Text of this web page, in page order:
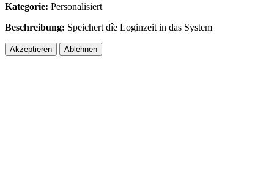
Kategorie: Personalisiert
Beschreibung: Speichert dîe Loginzeit in das System
Akzeptieren Ablehnen